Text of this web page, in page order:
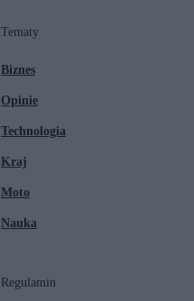
Tematy
Biznes
Opinie
Technologia
Kraj
Moto
Nauka
Regulamin